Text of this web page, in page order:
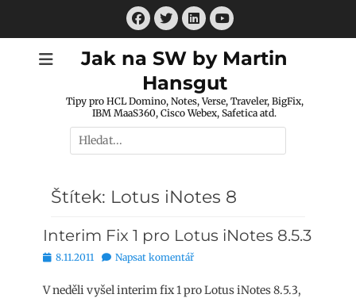
Facebook
Twitter
LinkedIn
Youtube
Jak na SW by Martin
Hansgut
Tipy pro HCL Domino, Notes, Verse, Traveler, BigFix,
IBM MaaS360, Cisco Webex, Safetica atd.
Hledat:
Štítek: Lotus iNotes 8
Interim Fix 1 pro Lotus iNotes 8.5.3
Publikováno
8.11.2011 Napsat komentář
V neděli vyšel interim fix 1 pro Lotus iNotes 8.5.3,